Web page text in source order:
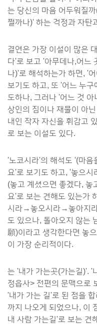
는 당신의 마음 어두워질
쩔까나)' 하는 걱정과 자탄
결연은 가장 이설이 많은
다'로 보고 '아무데나,어느
나)'로 해석하는가 하면, '
보기도 하고, 또 '어느 누구
도하나, 그러나 '어느 것
상인의 짐이나 재물이 아
내인 작자 자신을 휘감고
로 보는 이설도 있다.
'노코시라'의 해석도 '(마음
요'로 보기도 하고, '놓으시
(놓고 계셨으면 좋겠다, 놓
요'로 보는 견해도 있는가
시라→놓오시라→놓아지
도 있으나, 돌아오지 않는
願)이라고 생각한다면 놓
이 가장 순리적이다.
는 '내가 가는곳(가는길)'. '
정읍사> 전편의 문맥으로
'내가 가는 길'로 된 점을
까지 나오게 되었으나, 이
내 사람 가는길'로 보는 견